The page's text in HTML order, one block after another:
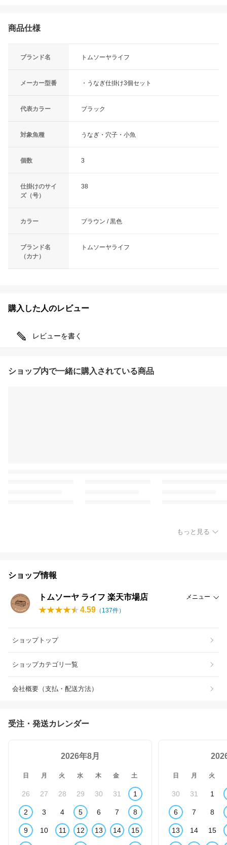
商品仕様
ブランド名 トムソーヤライフ
メーカー型番 ・うなぎ仕掛け3個セット
代表カラー ブラック
対象魚種 うなぎ・穴子・小魚
個数 3
仕掛けのサイ
ズ（号）
38
カラー ブラウン / 黒色
ブランド名
（カナ）
トムソーヤライフ
購入した人のレビュー
レビューを書く
ショップ内で一緒に購入されている商品
もっと見る
ショップ情報
トムソーヤ ライフ 楽天市場店 メニュー
4.59 （ 137件）
ショップトップ
ショップカテゴリ一覧
会社概要（支払・配送方法）
受注・発送カレンダー
2026年8月
日 月 火 水 木 金 土
26 27 28 29 30 31 1
2 3 4 5 6 7 8
9 10 11 12 13 14 15
日 月 火
30 31 1
6 7 8
13 14 15